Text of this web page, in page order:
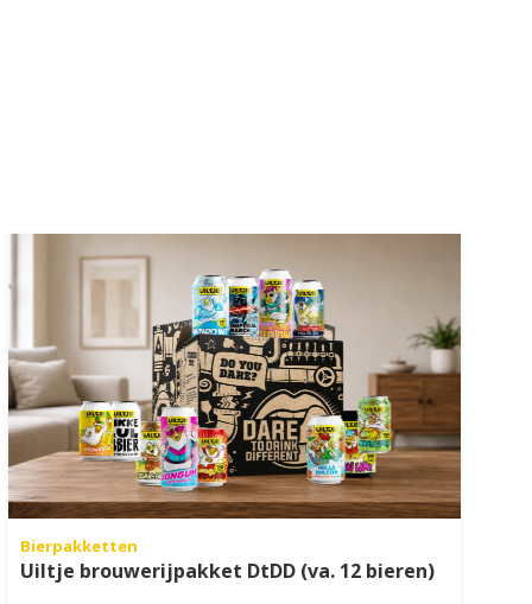
Bierpakketten
Uiltje brouwerijpakket DtDD (va. 12 bieren)